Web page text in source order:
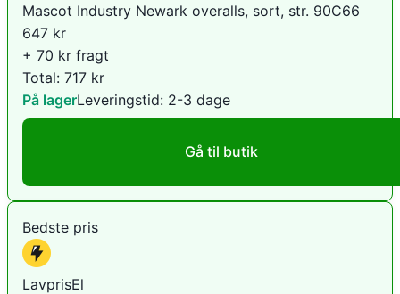
Mascot Industry Newark overalls, sort, str. 90C66
647 kr
+ 70 kr fragt
Total: 717 kr
På lagerLeveringstid: 2-3 dage
Gå til butik
Bedste pris
LavprisEl